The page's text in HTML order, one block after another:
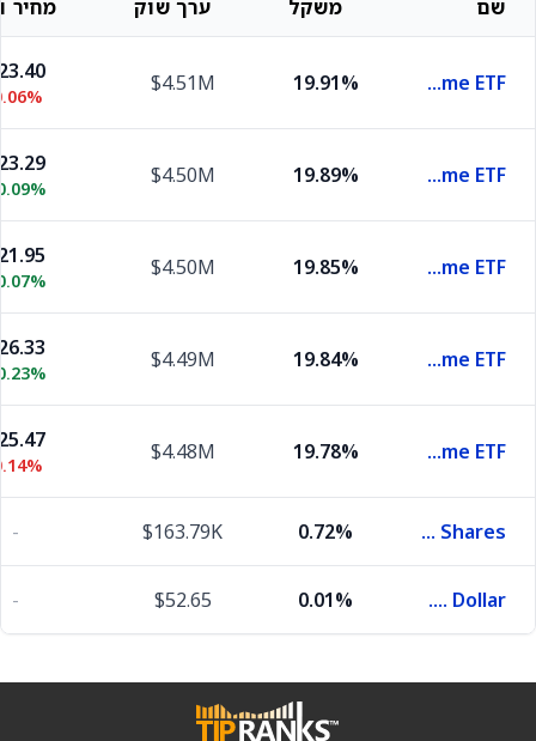
שם משקל ערך שוק מחיר
iShares iBonds 2028 Term High Yield and Income ETF
19.91%
$4.51M
iShares iBonds 2029 Term High Yield and Income ETF
19.89%
$4.50M
iShares iBonds 2027 Term High Yield and Income ETF
19.85%
$4.50M
iShares iBonds 2030 Term High Yield and Income ETF
19.84%
$4.49M
iShares iBonds 2031 Term High Yield and Income ETF
19.78%
$4.48M
BlackRock Cash Funds Treasury SL Agency Shares
0.72%
$163.79K
-
U.S. Dollar
0.01%
$52.65
-